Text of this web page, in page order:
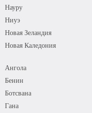
Науру
Ниуэ
Новая Зеландия
Новая Каледония
Ангола
Бенин
Ботсвана
Гана